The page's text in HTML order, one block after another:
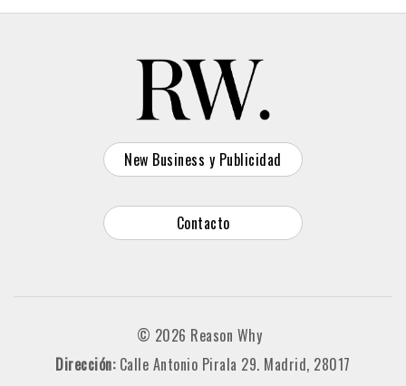
New Business y Publicidad
Contacto
© 2026 Reason Why
Dirección: Calle Antonio Pirala 29. Madrid, 28017